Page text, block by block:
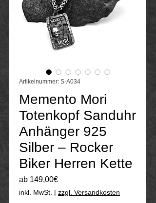
Artikelnummer: S-A034
Memento Mori
Totenkopf Sanduhr
Anhänger 925
Silber – Rocker
Biker Herren Kette
ab 149,00€Sale-
inkl. MwSt. | zzgl. Versandkosten